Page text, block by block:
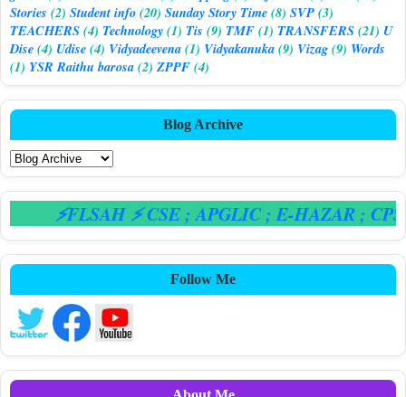
Stories (2) Student info(20) Sunday Story Time(8) SVP(3)
TEACHERS(4) Technology(1) Tis (9) TMF(1) TRANSFERS(21) U
Dise(4) Udise(4) Vidyadeevena(1) Vidyakanuka(9) Vizag(9) Words
(1) YSR Raithu barosa(2) ZPPF(4)
Blog Archive
⚡FLSAH ⚡ CSE; APGLIC; E-HAZAR; CPS
Follow Me